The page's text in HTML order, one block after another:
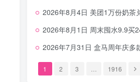
2026年8月4日 美团1万份奶茶兑换券，农行5E卡，中行支付超给利，美团领18个冰激凌
2026年8月1日 周末囤水9.9买24瓶娃哈哈，建行100元京东券，移动5元话费，麦当
2026年7月31日 盒马周年庆多款买一赠一，饿了么拆红包，建行30立减金
1 2 3 1916